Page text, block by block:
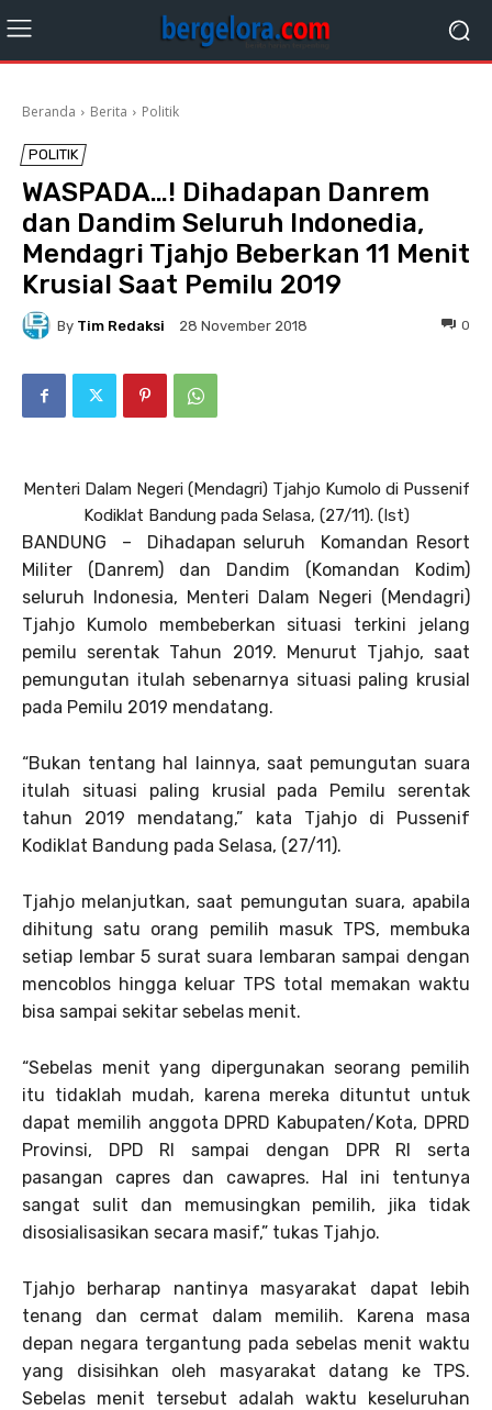
Beranda Berita Politik
POLITIK
WASPADA…! Dihadapan Danrem
dan Dandim Seluruh Indonedia,
Mendagri Tjahjo Beberkan 11 Menit
Krusial Saat Pemilu 2019
By Tim Redaksi 28 November 2018 0
Menteri Dalam Negeri (Mendagri) Tjahjo Kumolo di Pussenif
Kodiklat Bandung pada Selasa, (27/11). (Ist)
BANDUNG – Dihadapan seluruh Komandan Resort
Militer (Danrem) dan Dandim (Komandan Kodim)
seluruh Indonesia, Menteri Dalam Negeri (Mendagri)
Tjahjo Kumolo membeberkan situasi terkini jelang
pemilu serentak Tahun 2019. Menurut Tjahjo, saat
pemungutan itulah sebenarnya situasi paling krusial
pada Pemilu 2019 mendatang.
“Bukan tentang hal lainnya, saat pemungutan suara
itulah situasi paling krusial pada Pemilu serentak
tahun 2019 mendatang,” kata Tjahjo di Pussenif
Kodiklat Bandung pada Selasa, (27/11).
Tjahjo melanjutkan, saat pemungutan suara, apabila
dihitung satu orang pemilih masuk TPS, membuka
setiap lembar 5 surat suara lembaran sampai dengan
mencoblos hingga keluar TPS total memakan waktu
bisa sampai sekitar sebelas menit.
“Sebelas menit yang dipergunakan seorang pemilih
itu tidaklah mudah, karena mereka dituntut untuk
dapat memilih anggota DPRD Kabupaten/Kota, DPRD
Provinsi, DPD RI sampai dengan DPR RI serta
pasangan capres dan cawapres. Hal ini tentunya
sangat sulit dan memusingkan pemilih, jika tidak
disosialisasikan secara masif,” tukas Tjahjo.
Tjahjo berharap nantinya masyarakat dapat lebih
tenang dan cermat dalam memilih. Karena masa
depan negara tergantung pada sebelas menit waktu
yang disisihkan oleh masyarakat datang ke TPS.
Sebelas menit tersebut adalah waktu keseluruhan